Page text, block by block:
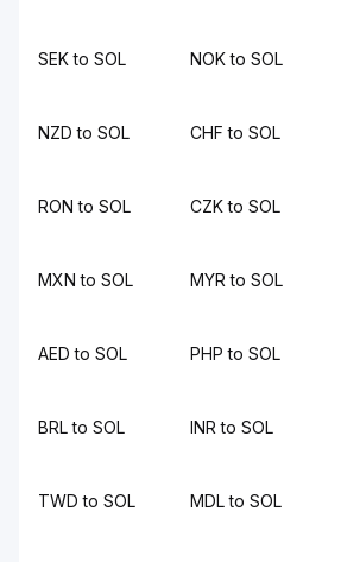
SEK to SOL NOK to SOL
NZD to SOL CHF to SOL
RON to SOL CZK to SOL
MXN to SOL MYR to SOL
AED to SOL PHP to SOL
BRL to SOL INR to SOL
TWD to SOL MDL to SOL